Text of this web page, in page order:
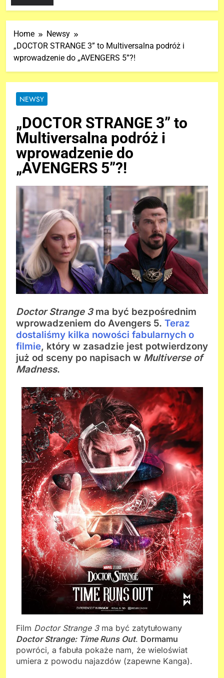
Home
Newsy
„DOCTOR STRANGE 3” to Multiversalna podróż i
wprowadzenie do „AVENGERS 5”?!
NEWSY
„DOCTOR STRANGE 3” to
Multiversalna podróż i
wprowadzenie do
„AVENGERS 5”?!
Doctor Strange 3ma być bezpośrednim
wprowadzeniem do Avengers 5. Teraz
dostaliśmy kilka nowości fabularnych o
filmie, który w zasadzie jest potwierdzony
już od sceny po napisach w Multiverse of
Madness.
Film Doctor Strange 3ma być zatytułowany
Doctor Strange: Time Runs Out. Dormamu
powróci, a fabuła pokaże nam, że wieloświat
umiera z powodu najazdów (zapewne Kanga).